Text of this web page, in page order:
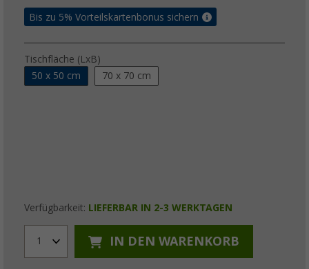
Bis zu 5% Vorteilskartenbonus sichern
Tischfläche (LxB)
50 x 50 cm
70 x 70 cm
Verfügbarkeit: LIEFERBAR IN 2-3 WERKTAGEN
1 IN DEN WARENKORB